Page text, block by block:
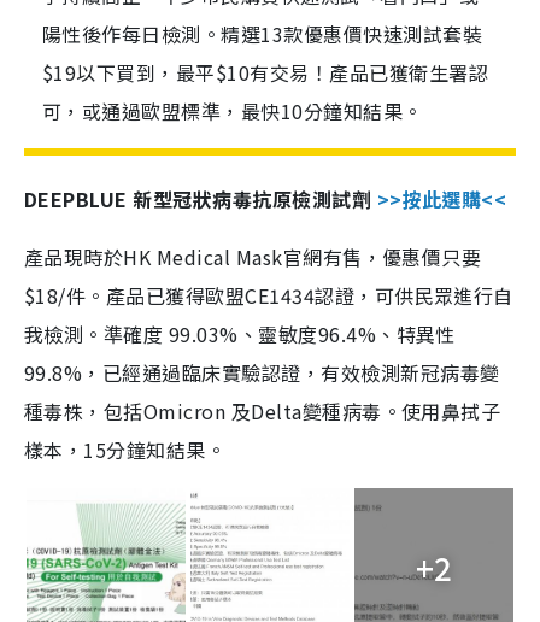
陽性後作每日檢測。精選13款優惠價快速測試套裝
$19以下買到，最平$10有交易！產品已獲衛生署認
可，或通過歐盟標準，最快10分鐘知結果。
DEEPBLUE 新型冠狀病毒抗原檢測試劑 >>按此選購<<
產品現時於HK Medical Mask官網有售，優惠價只要
$18/件。產品已獲得歐盟CE1434認證，可供民眾進行自
我檢測。準確度 99.03%、靈敏度96.4%、特異性
99.8%，已經通過臨床實驗認證，有效檢測新冠病毒變
種毒株，包括Omicron 及Delta變種病毒。使用鼻拭子
樣本，15分鐘知結果。
+2